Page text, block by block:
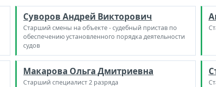
Суворов Андрей Викторович
Старший смены на объекте - судебный пристав по
обеспечению установленного порядка деятельности
судов
Макарова Ольга Дмитриевна
Старший специалист 2 разряда